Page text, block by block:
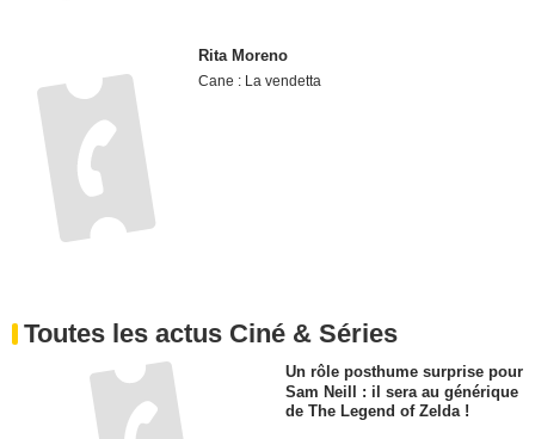
Rita Moreno
Cane : La vendetta
Toutes les actus Ciné & Séries
Un rôle posthume surprise pour
Sam Neill : il sera au générique
de The Legend of Zelda !